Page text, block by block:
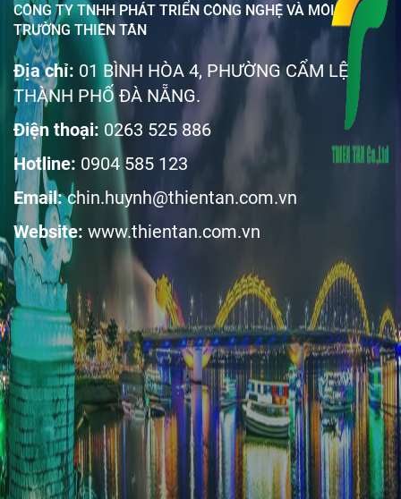
CÔNG TY TNHH PHÁT TRIỂN CÔNG NGHỆ VÀ MÔI
TRƯỜNG THIÊN TÂN
Địa chỉ: 01 BÌNH HÒA 4, PHƯỜNG CẨM LỆ
THÀNH PHỐ ĐÀ NẴNG.
Điện thoại: 0263 525 886
Hotline: 0904 585 123
Email: chin.huynh@thientan.com.vn
Website: www.thientan.com.vn